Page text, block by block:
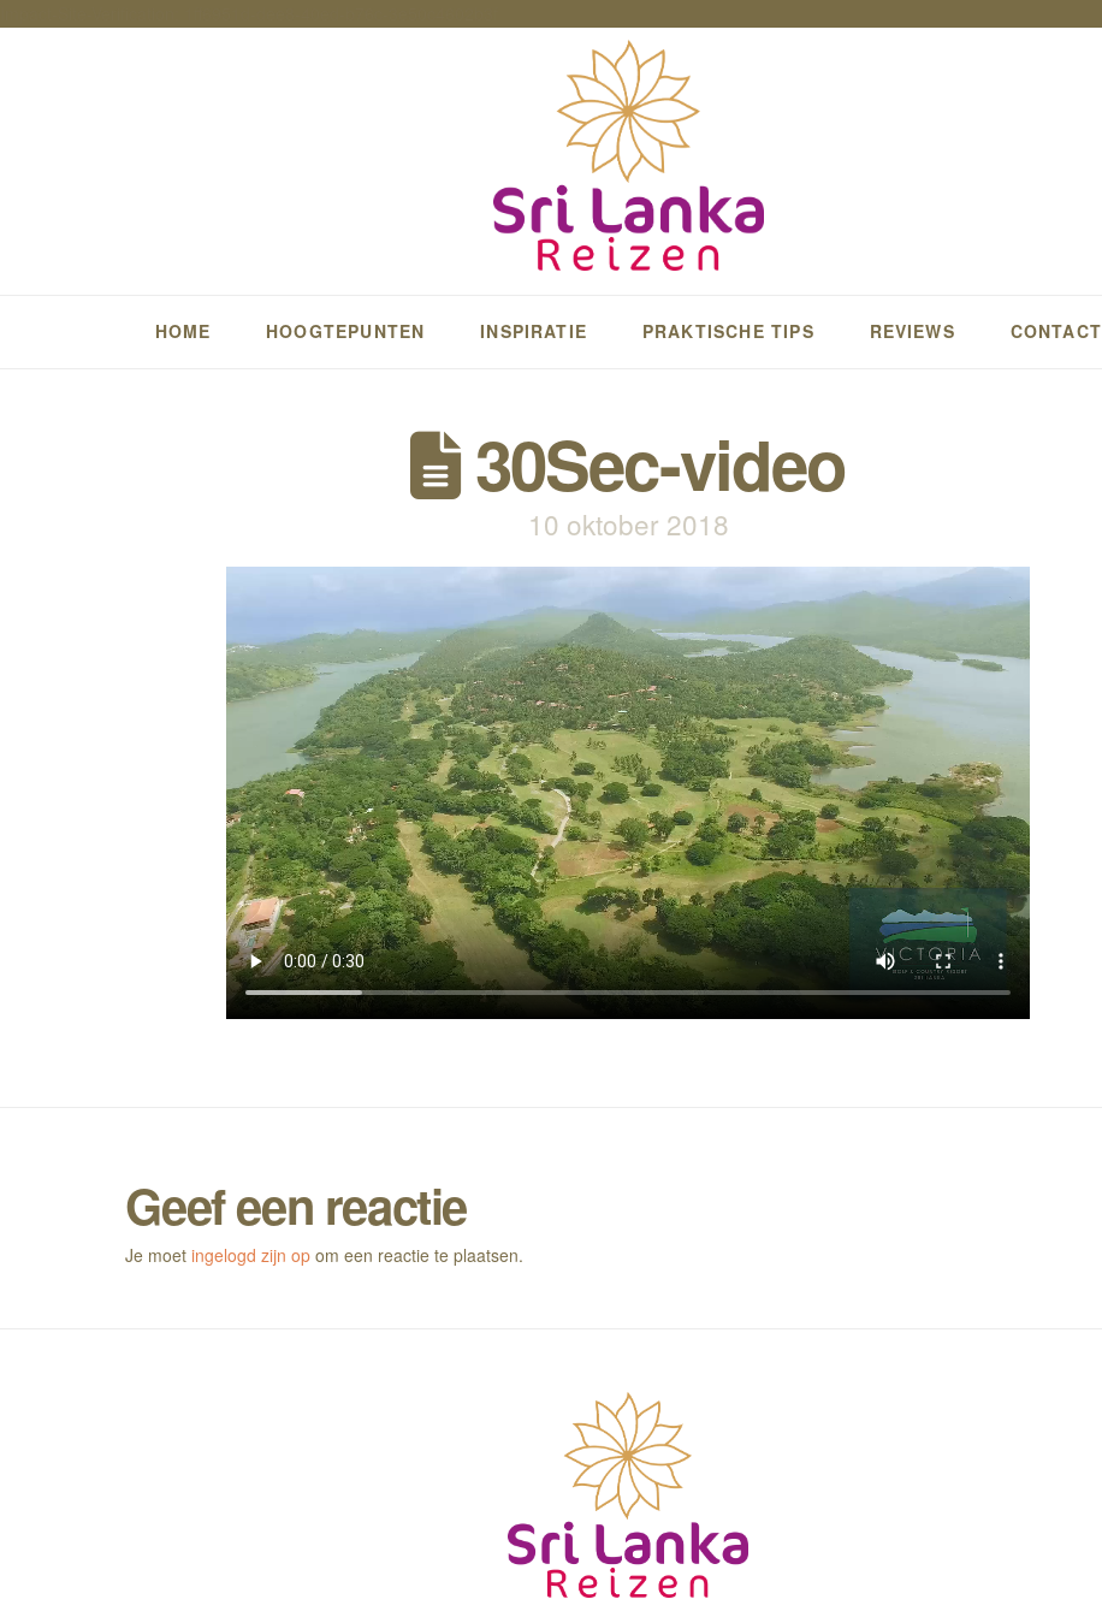
HOME HOOGTEPUNTEN INSPIRATIE PRAKTISCHE TIPS REVIEWS CONTACT
30Sec-video
10 oktober 2018
Geef een reactie
Je moetingelogd zijn op om een reactie te plaatsen.